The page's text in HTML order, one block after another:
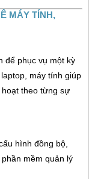
MÁY TÍNH,
để phục vụ một kỳ
máy tính giúp
theo từng sự
hình đồng bộ,
mềm quản lý